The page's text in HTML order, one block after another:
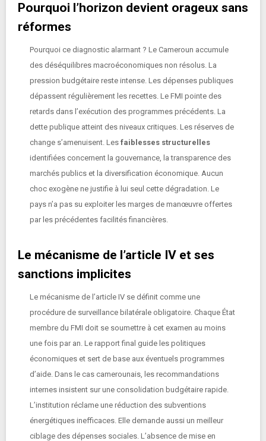
Pourquoi l’horizon devient orageux sans
réformes
Pourquoi ce diagnostic alarmant ? Le Cameroun accumule
des déséquilibres macroéconomiques non résolus. La
pression budgétaire reste intense. Les dépenses publiques
dépassent régulièrement les recettes. Le FMI pointe des
retards dans l’exécution des programmes précédents. La
dette publique atteint des niveaux critiques. Les réserves de
change s’amenuisent. Les faiblesses structurelles
identifiées concernent la gouvernance, la transparence des
marchés publics et la diversification économique. Aucun
choc exogène ne justifie à lui seul cette dégradation. Le
pays n’a pas su exploiter les marges de manœuvre offertes
par les précédentes facilités financières.
Le mécanisme de l’article IV et ses
sanctions implicites
Le mécanisme de l’article IV se définit comme une
procédure de surveillance bilatérale obligatoire. Chaque État
membre du FMI doit se soumettre à cet examen au moins
une fois par an. Le rapport final guide les politiques
économiques et sert de base aux éventuels programmes
d’aide. Dans le cas camerounais, les recommandations
internes insistent sur une consolidation budgétaire rapide.
L’institution réclame une réduction des subventions
énergétiques inefficaces. Elle demande aussi un meilleur
ciblage des dépenses sociales. L’absence de mise en